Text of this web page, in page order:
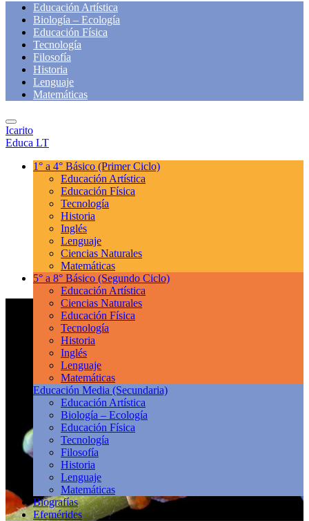
Educación Artística
Biología – Ecología
Educación Física
Tecnología
Filosofía
Historia
Lenguaje
Matemáticas
Icarito
Educa LT
1° a 4° Básico (Primer Ciclo)
Educación Artística
Educación Física
Tecnología
Historia
Inglés
Lenguaje
Ciencias Naturales
Matemáticas
5° a 8° Básico (Segundo Ciclo)
Educación Artística
Ciencias Naturales
Educación Física
Tecnología
Historia
Inglés
Lenguaje
Matemáticas
Educación Media (Secundaria)
Educación Artística
Biología – Ecología
Educación Física
Tecnología
Filosofía
Historia
Lenguaje
Matemáticas
Biografías
Efemérides